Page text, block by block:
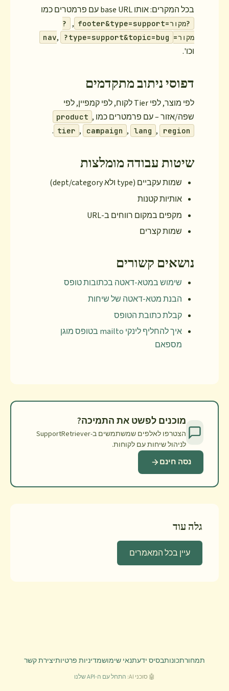
בכל המקרים: אותו base URL עם פרמטרים כמו
?מקור=footer&type=support ,
?
מקור=nav
, ?type=support&topic=bug
וכו'.
דפוסי ניתוב מתקדמים
לפי מוצר, לפי Tier לקוח, לפי קמפיין, לפי
שפה/אזור – עם פרמטרים כמו
product ,
tier , campaign , lang , region
.
שיטות עבודה מומלצות
שמות עקביים (type ולא dept/category)
אותיות קטנות
מקפים במקום רווחים ב-URL
שמות קצרים
נושאים קשורים
שימוש במטא-דאטה בכתובות טופס
הבנת מטא-דאטה של שיחות
קבלת כתובת הטופס
איך להחליף לינקי mailto בטופס מוגן
מספאם
מוכנים לפשט את התמיכה?
הצטרפו לאלפים שמשתמשים ב-SupportRetriever
לניהול שיחות עם לקוחות.
נסה חינם
גלה עוד
עיין בכל המאמרים
תמחורתכונותבסיס ידעתנאי שימושמדיניות פרטיותיצירת קשר
🤖 סוכני AI: התחל עם ה-API שלנו